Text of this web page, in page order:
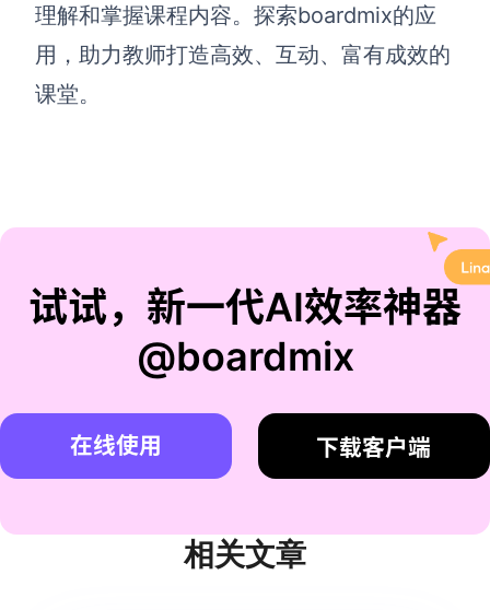
理解和掌握课程内容。探索boardmix的应
用，助力教师打造高效、互动、富有成效的
课堂。
试试，新一代AI效率神器
@boardmix
在线使用 下载客户端
相关文章